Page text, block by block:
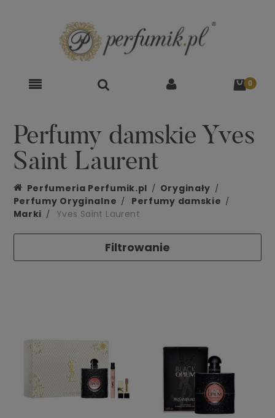
Perfumy damskie Yves
Saint Laurent
Perfumeria Perfumik.pl
Oryginały
Perfumy Oryginalne
Perfumy damskie
Marki
Yves Saint Laurent
Filtrowanie